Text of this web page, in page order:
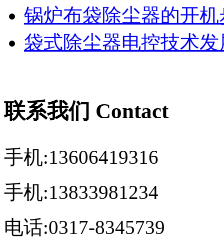
锅炉布袋除尘器的开机
袋式除尘器电控技术发
联系我们 Contact
手机:13606419316
手机:13833981234
电话:0317-8345739